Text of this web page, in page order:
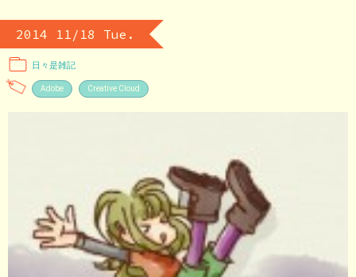
2014 11/18 Tue.
日々是雑記
Adobe Creative Cloud